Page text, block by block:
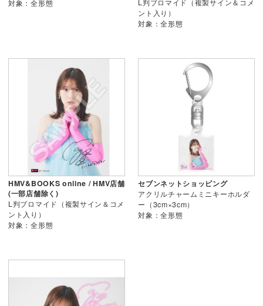
対象：全形態
L判ブロマイド（複製サイン＆コメ
ント入り）
対象：全形態
HMV&BOOKS online / HMV店舗
(一部店舗除く)
L判ブロマイド（複製サイン＆コメ
ント入り）
対象：全形態
セブンネットショッピング
アクリルチャームミニキーホルダ
ー（3cm×3cm）
対象：全形態